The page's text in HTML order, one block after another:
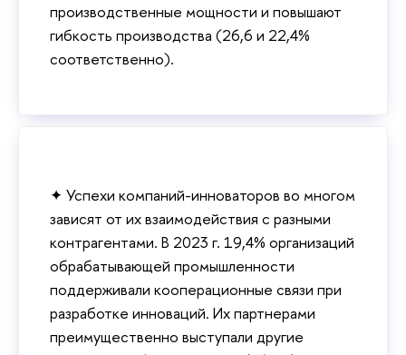
производственные мощности и повышают
гибкость производства (26,6 и 22,4%
соответственно).
✦ Успехи компаний-инноваторов во многом
зависят от их взаимодействия с разными
контрагентами. В 2023 г. 19,4% организаций
обрабатывающей промышленности
поддерживали кооперационные связи при
разработке инноваций. Их партнерами
преимущественно выступали другие